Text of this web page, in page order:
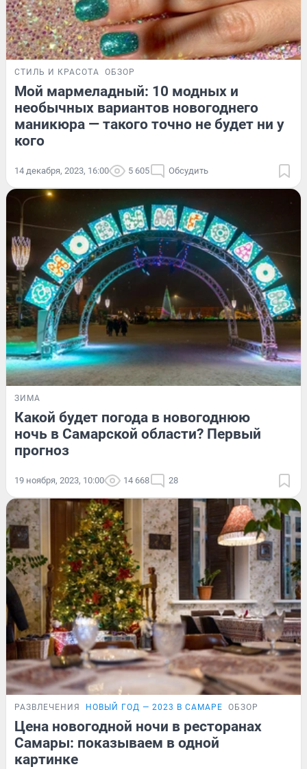
СТИЛЬ И КРАСОТА ОБЗОР
Мой мармеладный: 10 модных и
необычных вариантов новогоднего
маникюра — такого точно не будет ни у
кого
14 декабря, 2023, 16:00 5 605 Обсудить
ЗИМА
Какой будет погода в новогоднюю
ночь в Самарской области? Первый
прогноз
19 ноября, 2023, 10:00 14 668 28
РАЗВЛЕЧЕНИЯ НОВЫЙ ГОД — 2023 В САМАРЕ ОБЗОР
Цена новогодной ночи в ресторанах
Самары: показываем в одной
картинке